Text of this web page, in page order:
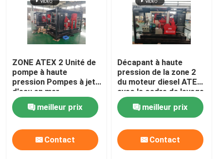
ZONE ATEX 2 Unité de
pompe à haute
pression Pompes à jet
d'eau en mer
meilleur prix
Contact
Décapant à haute
pression de la zone 2
du moteur diesel ATEX
avec le cadre de levage
de DNV anti-déflagrant
meilleur prix
Contact